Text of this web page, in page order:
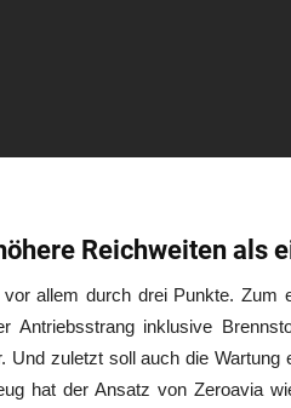
Reichweiten als
allem durch drei Punkte. Zum
inklusive
zuletzt soll auch die Wartung
hat der Ansatz von Zeroavia